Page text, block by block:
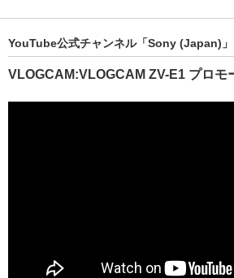
YouTube公式チャンネル「Sony (Japan)」
VLOGCAM:VLOGCAM ZV-E1 プロモ